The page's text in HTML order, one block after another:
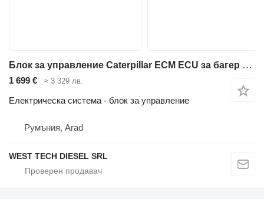
Блок за управление Caterpillar ECM ECU за багер Caterpillar E320 / E323 / E325 / E326 / E330 / E336 / E340 / 950M / 962M
1 699 € ≈ 3 329 лв.
Електрическа система - блок за управление
Румъния, Arad
WEST TECH DIESEL SRL